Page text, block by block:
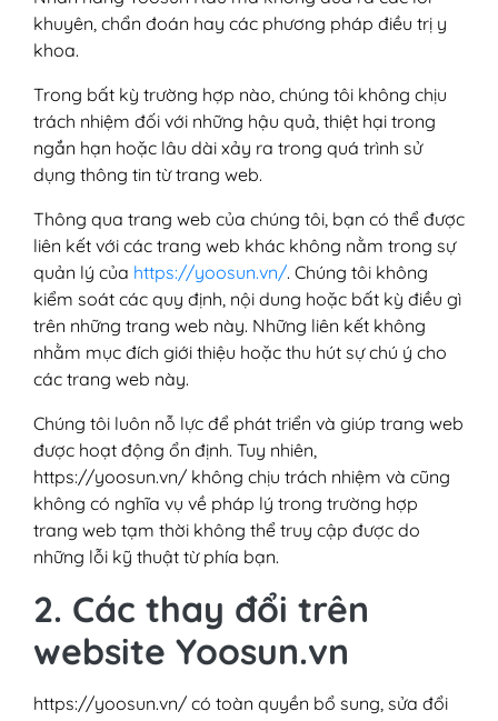
khuyên, chẩn đoán hay các phương pháp điều trị y
khoa.
Trong bất kỳ trường hợp nào, chúng tôi không chịu
trách nhiệm đối với những hậu quả, thiệt hại trong
ngắn hạn hoặc lâu dài xảy ra trong quá trình sử
dụng thông tin từ trang web.
Thông qua trang web của chúng tôi, bạn có thể được
liên kết với các trang web khác không nằm trong sự
quản lý của https://yoosun.vn/. Chúng tôi không
kiểm soát các quy định, nội dung hoặc bất kỳ điều gì
trên những trang web này. Những liên kết không
nhằm mục đích giới thiệu hoặc thu hút sự chú ý cho
các trang web này.
Chúng tôi luôn nỗ lực để phát triển và giúp trang web
được hoạt động ổn định. Tuy nhiên,
https://yoosun.vn/ không chịu trách nhiệm và cũng
không có nghĩa vụ về pháp lý trong trường hợp
trang web tạm thời không thể truy cập được do
những lỗi kỹ thuật từ phía bạn.
2. Các thay đổi trên
website Yoosun.vn
https://yoosun.vn/ có toàn quyền bổ sung, sửa đổi